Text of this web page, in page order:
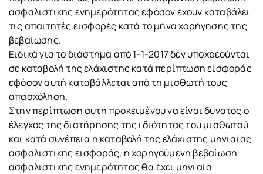
ασφαλιστικής ενημερότητας εφόσον έχουν καταβάλει
τις απαιτητές εισφορές κατά το μήνα χορήγησης της
βεβαίωσης.
Ειδικά για το διάστημα από 1-1-2017 δεν υποχρεούνται
σε καταβολή της ελάχιστης κατά περίπτωση εισφοράς
εφόσον αυτή καταβάλλεται από τη μισθωτή τους
απασχόληση.
Στην περίπτωση αυτή προκειμένου να είναι δυνατός ο
έλεγχος της διατήρησης της ιδιότητάς του μισθωτού
και κατά συνέπεια η καταβολή της ελάχιστης μηνιαίας
ασφαλιστικής εισφοράς, η χορηγούμενη βεβαίωση
ασφαλιστικής ενημερότητας θα έχει μηνιαία